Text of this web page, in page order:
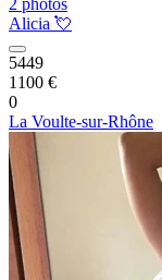
2 photos
Alicia 💘
5449
1100 €
0
La Voulte-sur-Rhône